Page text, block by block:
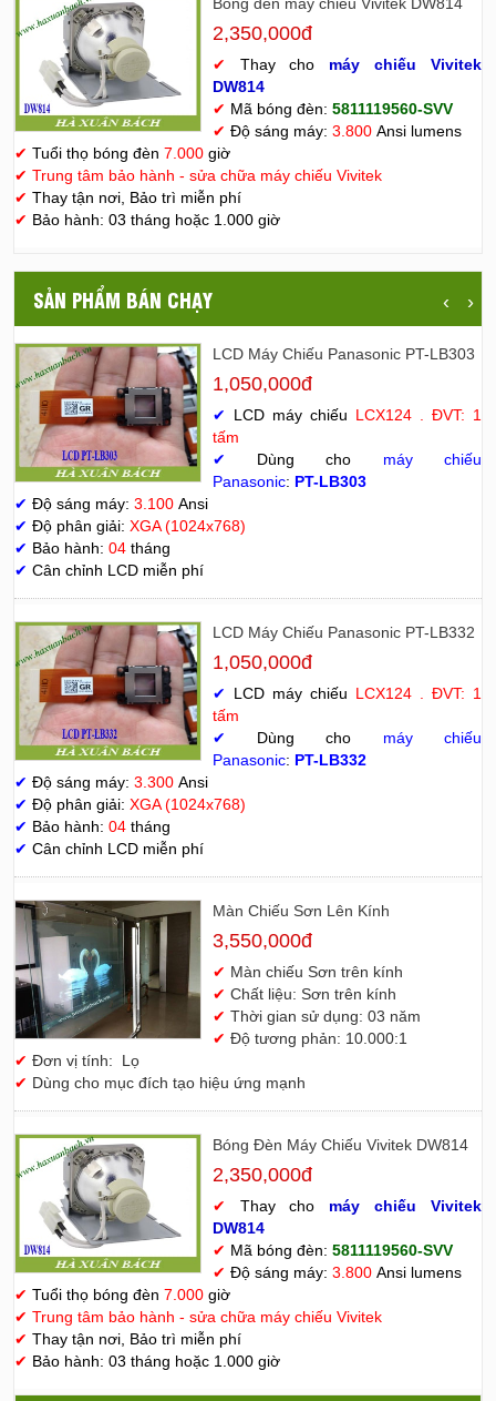
2,350,000đ
✔ Thay cho máy chiếu Vivitek
DW814
✔ Mã bóng đèn: 5811119560-SVV
✔ Độ sáng máy: 3.800Ansi lumens
✔ Tuổi thọ bóng đèn 7.000 giờ
✔ Trung tâm bảo hành - sửa chữa máy chiếu Vivitek
✔ Thay tận nơi, Bảo trì miễn phí
✔ Bảo hành: 03 tháng hoặc 1.000 giờ
SẢN PHẨM BÁN CHẠY ‹ ›
LCD Máy Chiếu Panasonic PT-LB303
1,050,000đ
✔ LCD máy chiếu LCX124 . ĐVT: 1
tấm
✔
Dùng cho máy chiếu
Panasonic: PT-LB303
✔ Độ sáng máy: 3.100 Ansi
✔ Độ phân giải: XGA (1024x768)
✔ Bảo hành: 04 tháng
✔ Cân chỉnh LCD miễn phí
LCD Máy Chiếu Panasonic PT-LB332
1,050,000đ
✔ LCD máy chiếu LCX124 . ĐVT: 1
tấm
✔
Dùng cho máy chiếu
Panasonic: PT-LB332
✔ Độ sáng máy: 3.300 Ansi
✔ Độ phân giải: XGA (1024x768)
✔ Bảo hành: 04 tháng
✔ Cân chỉnh LCD miễn phí
Màn Chiếu Sơn Lên Kính
3,550,000đ
✔ Màn chiếu Sơn trên kính
✔ Chất liệu: Sơn trên kính
✔ Thời gian sử dụng: 03 năm
✔ Độ tương phản: 10.000:1
✔ Đơn vị tính: Lọ
✔ Dùng cho mục đích tạo hiệu ứng mạnh
Bóng Đèn Máy Chiếu Vivitek DW814
2,350,000đ
✔ Thay cho máy chiếu Vivitek
DW814
✔ Mã bóng đèn: 5811119560-SVV
✔ Độ sáng máy: 3.800Ansi lumens
✔ Tuổi thọ bóng đèn 7.000 giờ
✔ Trung tâm bảo hành - sửa chữa máy chiếu Vivitek
✔ Thay tận nơi, Bảo trì miễn phí
✔ Bảo hành: 03 tháng hoặc 1.000 giờ